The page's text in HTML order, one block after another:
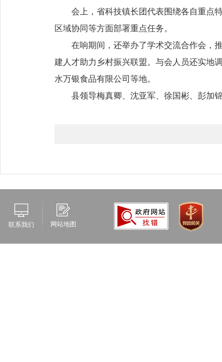
会上，省科技镇长团代表围绕各自重点
区域协同等方面部署重点任务。
在响期间，还举办了学术交流合作会，
建人才助力乡村振兴联盟。与会人员还实地
水万银食品有限公司等地。
县领导梅真卿、沈亚军、徐国彬、彭加
联系我们 网站地图